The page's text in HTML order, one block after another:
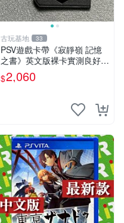
古玩基地 33
PSV遊戲卡帶《寂靜嶺 記憶
之書》英文版裸卡實測良好
限定PSV平臺獨享 廚房遊戲
獲得熱銷推薦 寂靜嶺 電玩遊
$2,060